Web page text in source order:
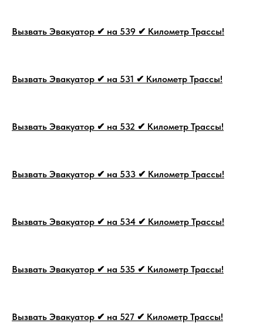
Вызвать Эвакуатор ✔ на 539 ✔ Километр Трассы!
Вызвать Эвакуатор ✔ на 531 ✔ Километр Трассы!
Вызвать Эвакуатор ✔ на 532 ✔ Километр Трассы!
Вызвать Эвакуатор ✔ на 533 ✔ Километр Трассы!
Вызвать Эвакуатор ✔ на 534 ✔ Километр Трассы!
Вызвать Эвакуатор ✔ на 535 ✔ Километр Трассы!
Вызвать Эвакуатор ✔ на 527 ✔ Километр Трассы!